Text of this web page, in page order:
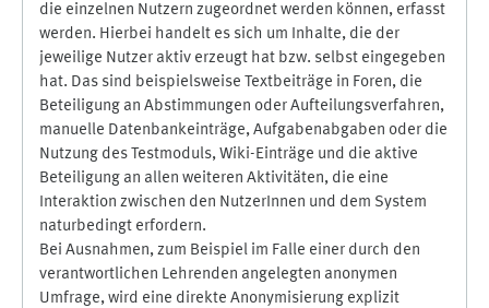
die einzelnen Nutzern zugeordnet werden können, erfasst
werden. Hierbei handelt es sich um Inhalte, die der
jeweilige Nutzer aktiv erzeugt hat bzw. selbst eingegeben
hat. Das sind beispielsweise Textbeiträge in Foren, die
Beteiligung an Abstimmungen oder Aufteilungsverfahren,
manuelle Datenbankeinträge, Aufgabenabgaben oder die
Nutzung des Testmoduls, Wiki-Einträge und die aktive
Beteiligung an allen weiteren Aktivitäten, die eine
Interaktion zwischen den NutzerInnen und dem System
naturbedingt erfordern.
Bei Ausnahmen, zum Beispiel im Falle einer durch den
verantwortlichen Lehrenden angelegten anonymen
Umfrage, wird eine direkte Anonymisierung explizit